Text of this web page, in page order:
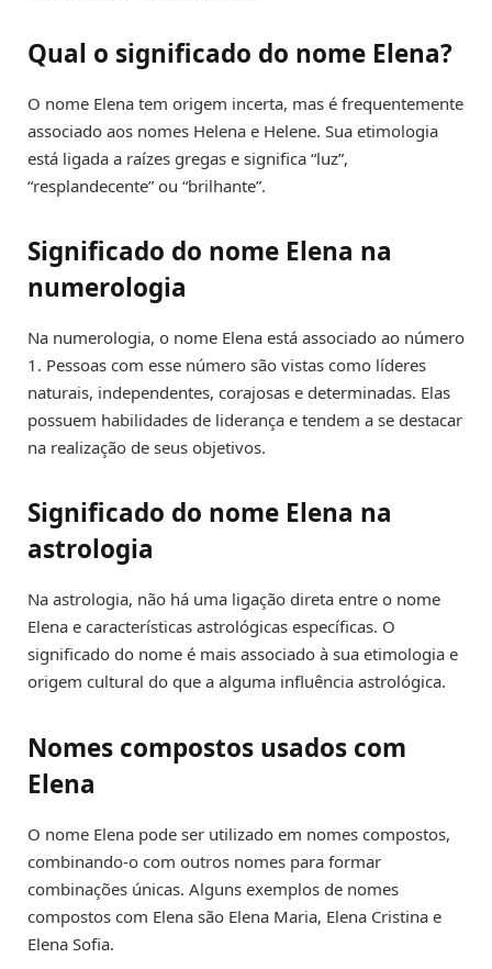
Qual o significado do nome Elena?
O nome Elena tem origem incerta, mas é frequentemente
associado aos nomes Helena e Helene. Sua etimologia
está ligada a raízes gregas e significa “luz”,
“resplandecente” ou “brilhante”.
Significado do nome Elena na
numerologia
Na numerologia, o nome Elena está associado ao número
1. Pessoas com esse número são vistas como líderes
naturais, independentes, corajosas e determinadas. Elas
possuem habilidades de liderança e tendem a se destacar
na realização de seus objetivos.
Significado do nome Elena na
astrologia
Na astrologia, não há uma ligação direta entre o nome
Elena e características astrológicas específicas. O
significado do nome é mais associado à sua etimologia e
origem cultural do que a alguma influência astrológica.
Nomes compostos usados com
Elena
O nome Elena pode ser utilizado em nomes compostos,
combinando-o com outros nomes para formar
combinações únicas. Alguns exemplos de nomes
compostos com Elena são Elena Maria, Elena Cristina e
Elena Sofia.